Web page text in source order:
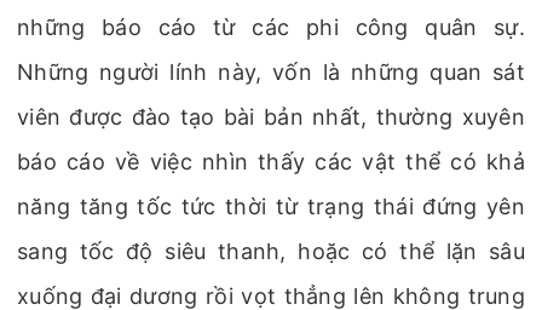
những báo cáo từ các phi công quân sự.
Những người lính này, vốn là những quan sát
viên được đào tạo bài bản nhất, thường xuyên
báo cáo về việc nhìn thấy các vật thể có khả
năng tăng tốc tức thời từ trạng thái đứng yên
sang tốc độ siêu thanh, hoặc có thể lặn sâu
xuống đại dương rồi vọt thẳng lên không trung